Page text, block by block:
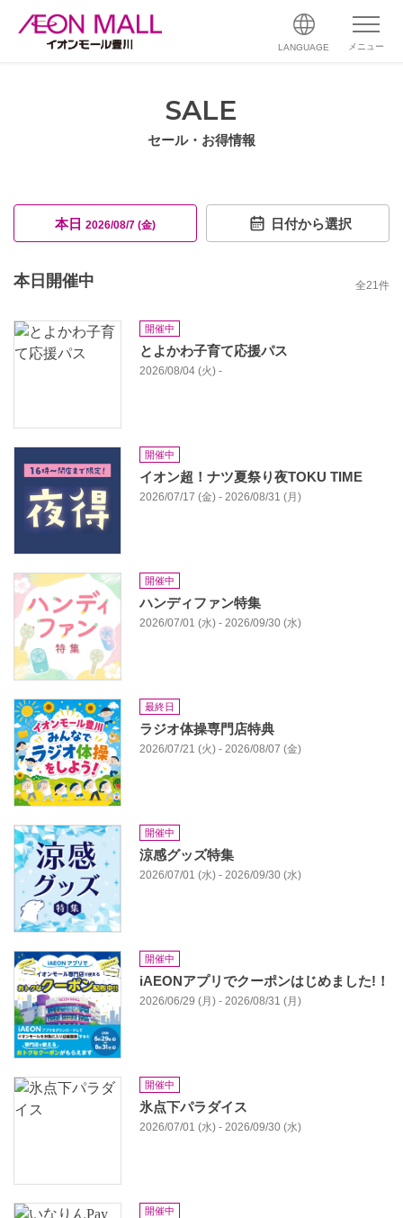
LANGUAGE メニュー
SALE
セール・お得情報
本日 2026/08/7 (金) 日付から選択
本日開催中 全21件
開催中
とよかわ子育て応援パス
2026/08/04 (火) -
開催中
イオン超！ナツ夏祭り夜TOKU TIME
2026/07/17 (金) - 2026/08/31 (月)
開催中
ハンディファン特集
2026/07/01 (水) - 2026/09/30 (水)
最終日
ラジオ体操専門店特典
2026/07/21 (火) - 2026/08/07 (金)
開催中
涼感グッズ特集
2026/07/01 (水) - 2026/09/30 (水)
開催中
iAEONアプリでクーポンはじめました!！
2026/06/29 (月) - 2026/08/31 (月)
開催中
氷点下パラダイス
2026/07/01 (水) - 2026/09/30 (水)
開催中